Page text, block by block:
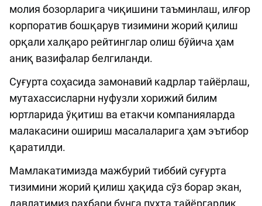
молия бозорларига чиқишини таъминлаш, илғор
корпоратив бошқарув тизимини жорий қилиш
орқали халқаро рейтинглар олиш бўйича ҳам
аниқ вазифалар белгиланди.
Суғурта соҳасида замонавий кадрлар тайёрлаш,
мутахассисларни нуфузли хорижий билим
юртларида ўқитиш ва етакчи компанияларда
малакасини ошириш масалаларига ҳам эътибор
қаратилди.
Мамлакатимизда мажбурий тиббий суғурта
тизимини жорий қилиш ҳақида сўз борар экан,
давлатимиз раҳбари бунга пухта тайёргарлик